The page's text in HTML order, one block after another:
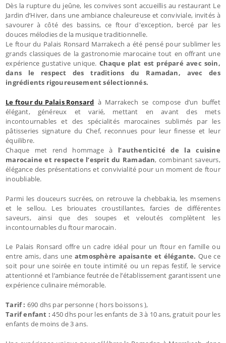
Dès la rupture du jeûne, les convives sont accueillis au restaurant Le
Jardin d’Hiver, dans une ambiance chaleureuse et conviviale, invités à
savourer à côté des bassins, ce ftour d'exception, bercé par les
douces mélodies de la musique traditionnelle.
Le ftour du Palais Ronsard Marrakech a été pensé pour sublimer les
grands classiques de la gastronomie marocaine tout en offrant une
expérience gustative unique. Chaque plat est préparé avec soin,
dans le respect des traditions du Ramadan, avec des
ingrédients rigoureusement sélectionnés.
Le ftour du Palais Ronsard à Marrakech se compose d’un buffet
élégant, généreux et varié, mettant en avant des mets
incontournables et des spécialités marocaines sublimés par les
pâtisseries signature du Chef, reconnues pour leur finesse et leur
équilibre.
Chaque met rend hommage à l’authenticité de la cuisine
marocaine et respecte l’esprit du Ramadan, combinant saveurs,
élégance des présentations et convivialité pour un moment de ftour
inoubliable.
Parmi les douceurs sucrées, on retrouve la chebbakia, les msemens
et le sellou. Les briouates croustillantes, farcies de différentes
saveurs, ainsi que des soupes et veloutés complètent les
incontournables du ftour marocain.
Le Palais Ronsard offre un cadre idéal pour un ftour en famille ou
entre amis, dans une atmosphère apaisante et élégante.Que ce
soit pour une soirée en toute intimité ou un repas festif, le service
attentionné et l’ambiance feutrée de l’établissement garantissent une
expérience culinaire mémorable.
Tarif : 690 dhs par personne ( hors boissons ),
Tarif enfant :450 dhs pour les enfants de 3 à 10 ans, gratuit pour les
enfants de moins de 3 ans.